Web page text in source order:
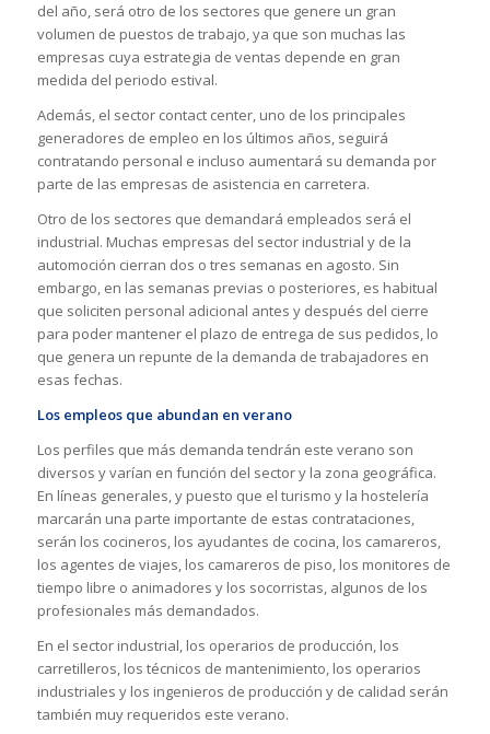
del año, será otro de los sectores que genere un gran
volumen de puestos de trabajo, ya que son muchas las
empresas cuya estrategia de ventas depende en gran
medida del periodo estival.
Además, el sector contact center, uno de los principales
generadores de empleo en los últimos años, seguirá
contratando personal e incluso aumentará su demanda por
parte de las empresas de asistencia en carretera.
Otro de los sectores que demandará empleados será el
industrial. Muchas empresas del sector industrial y de la
automoción cierran dos o tres semanas en agosto. Sin
embargo, en las semanas previas o posteriores, es habitual
que soliciten personal adicional antes y después del cierre
para poder mantener el plazo de entrega de sus pedidos, lo
que genera un repunte de la demanda de trabajadores en
esas fechas.
Los empleos que abundan en verano
Los perfiles que más demanda tendrán este verano son
diversos y varían en función del sector y la zona geográfica.
En líneas generales, y puesto que el turismo y la hostelería
marcarán una parte importante de estas contrataciones,
serán los cocineros, los ayudantes de cocina, los camareros,
los agentes de viajes, los camareros de piso, los monitores de
tiempo libre o animadores y los socorristas, algunos de los
profesionales más demandados.
En el sector industrial, los operarios de producción, los
carretilleros, los técnicos de mantenimiento, los operarios
industriales y los ingenieros de producción y de calidad serán
también muy requeridos este verano.